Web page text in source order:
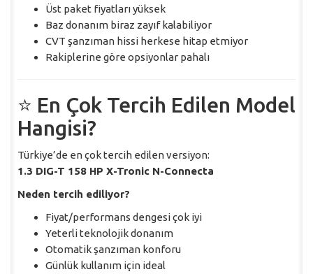
Üst paket fiyatları yüksek
Baz donanım biraz zayıf kalabiliyor
CVT şanzıman hissi herkese hitap etmiyor
Rakiplerine göre opsiyonlar pahalı
⭐ En Çok Tercih Edilen Model
Hangisi?
Türkiye’de en çok tercih edilen versiyon:
1.3 DIG-T 158 HP X-Tronic N-Connecta
Neden tercih ediliyor?
Fiyat/performans dengesi çok iyi
Yeterli teknolojik donanım
Otomatik şanzıman konforu
Günlük kullanım için ideal